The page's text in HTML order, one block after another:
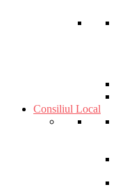
Consiliul Local